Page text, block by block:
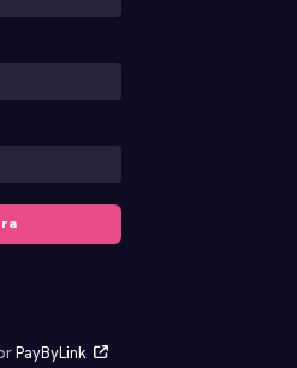
PayByLink